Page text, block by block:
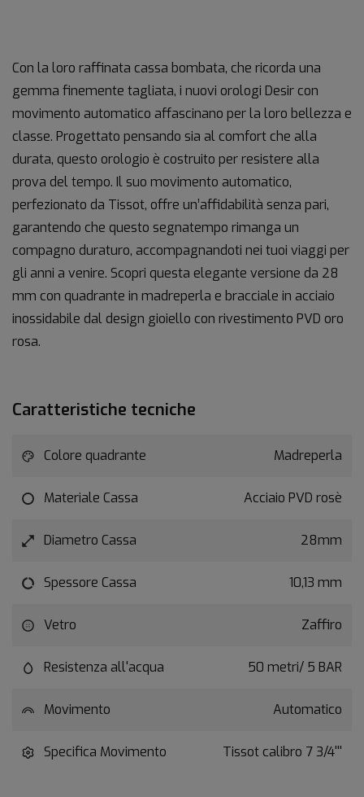
Con la loro raffinata cassa bombata, che ricorda una
gemma finemente tagliata, i nuovi orologi Desir con
movimento automatico affascinano per la loro bellezza e
classe. Progettato pensando sia al comfort che alla
durata, questo orologio è costruito per resistere alla
prova del tempo. Il suo movimento automatico,
perfezionato da Tissot, offre un’affidabilità senza pari,
garantendo che questo segnatempo rimanga un
compagno duraturo, accompagnandoti nei tuoi viaggi per
gli anni a venire. Scopri questa elegante versione da 28
mm con quadrante in madreperla e bracciale in acciaio
inossidabile dal design gioiello con rivestimento PVD oro
rosa.
Caratteristiche tecniche
Colore quadrante Madreperla
Materiale Cassa Acciaio PVD rosè
Diametro Cassa 28mm
Spessore Cassa 10,13 mm
Vetro Zaffiro
Resistenza all'acqua 50 metri/ 5 BAR
Movimento Automatico
Specifica Movimento Tissot calibro 7 3/4'''